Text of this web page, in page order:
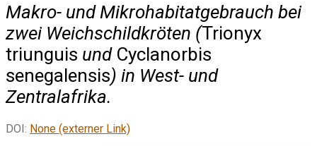
Makro- und Mikrohabitatgebrauch bei
zwei Weichschildkröten (Trionyx
triunguis und Cyclanorbis
senegalensis) in West- und
Zentralafrika.
DOI: None (externer Link)